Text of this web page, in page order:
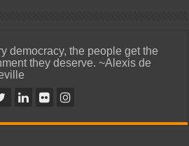
democracy, the people get the
they deserve. ~Alexis de